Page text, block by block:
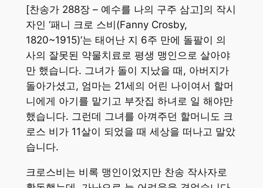
[찬송가 288장 – 예수를 나의 구주 삼고]의 작시
자인 ‘패니 크로 스비(Fanny Crosby,
1820~1915)’는 태어난 지 6주 만에 돌팔이 의
사의 잘못된 약물치료로 평생 맹인으로 살아야
만 했습니다. 그녀가 돌이 지났을 때, 아버지가
돌아가셨고, 엄마는 21세의 어린 나이여서 할머
니에게 아기를 맡기고 부잣집 하녀로 일 해야만
했습니다. 그런데 그녀를 아껴주던 할머니도 크
로스 비가 11살이 되었을 때 세상을 떠나고 말았
습니다.
크로스비는 비록 맹인이었지만 찬송 작사자로